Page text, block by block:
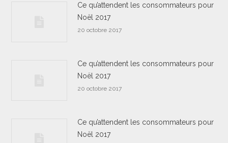
Ce qu’attendent les consommateurs pour
Noël 2017
20 octobre 2017
Ce qu’attendent les consommateurs pour
Noël 2017
20 octobre 2017
Ce qu’attendent les consommateurs pour
Noël 2017